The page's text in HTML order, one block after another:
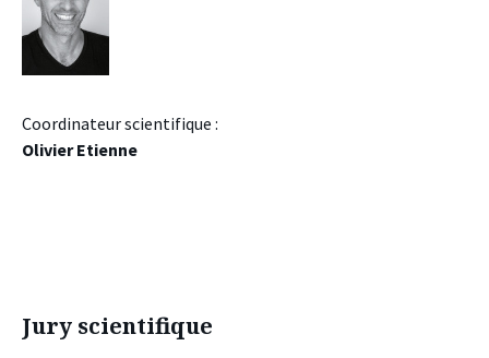
Coordinateur scientifique :
Olivier Etienne
Jury scientifique